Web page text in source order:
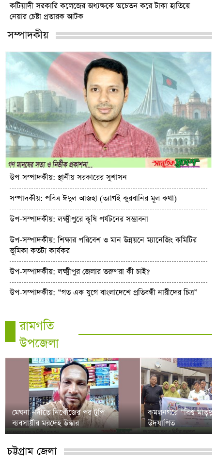
কটিয়াদী সরকারি কলেজের অধ্যক্ষকে অচেতন করে টাকা হাতিয়ে
নেয়ার চেষ্টা প্রতারক আটক
সম্পাদকীয়
উপ-সম্পাদকীয়: স্থানীয় সরকারের সুশাসন
সম্পাদকীয়: পবিত্র ঈদুল আজহা (ত্যাগই কুরবানির মূল কথা)
উপ-সম্পাদকীয়: লক্ষ্মীপুরে কৃষি পর্যটনের সম্ভাবনা
উপ-সম্পাদকীয়: শিক্ষার পরিবেশ ও মান উন্নয়নে ম্যানেজিং কমিটির
ভূমিকা কতটা কার্যকর
উপ-সম্পাদকীয়: লক্ষ্মীপুর জেলার তরুণরা কী চাই?
উপ-সম্পাদকীয়: “গত এক যুগে বাংলাদেশে প্রতিবন্ধী নারীদের চিত্র”
রামগতি
উপজেলা
মেঘনা নদীতে নিখোঁজের পর টুপি
ব্যবসায়ীর মরদেহ উদ্ধার
কমলনগরে “বিশ্ব
উদযাপিত
চট্টগ্রাম জেলা